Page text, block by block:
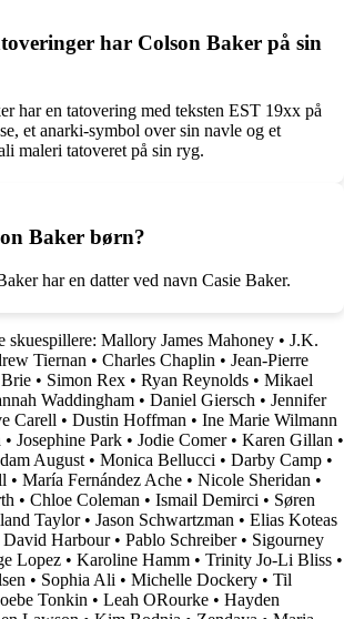
har Colson Baker på sin
har en tatovering med teksten EST 19xx på
et anarki-symbol over sin navle og et
maleri tatoveret på sin ryg.
Baker børn?
har en datter ved navn Casie Baker.
skuespillere: Mallory James Mahoney • J.K.
Tiernan • Charles Chaplin • Jean-Pierre
• Simon Rex • Ryan Reynolds • Mikael
Waddingham • Daniel Giersch • Jennifer
Carell • Dustin Hoffman • Ine Marie Wilmann
• Josephine Park • Jodie Comer• Karen Gillan •
August • Monica Bellucci • Darby Camp •
• María Fernández Ache • Nicole Sheridan •
• Chloe Coleman • Ismail Demirci • Søren
Taylor• Jason Schwartzman • Elias Koteas
David Harbour• Pablo Schreiber• Sigourney
Lopez • Karoline Hamm • Trinity Jo-Li Bliss •
• Sophia Ali • Michelle Dockery • Til
Tonkin • Leah ORourke • Hayden